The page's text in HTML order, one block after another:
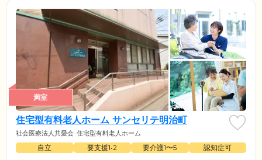
満室
住宅型有料老人ホーム サンセリテ明治町
社会医療法人共愛会 住宅型有料老人ホーム
自立 要支援1•2 要介護1〜5
認知症可